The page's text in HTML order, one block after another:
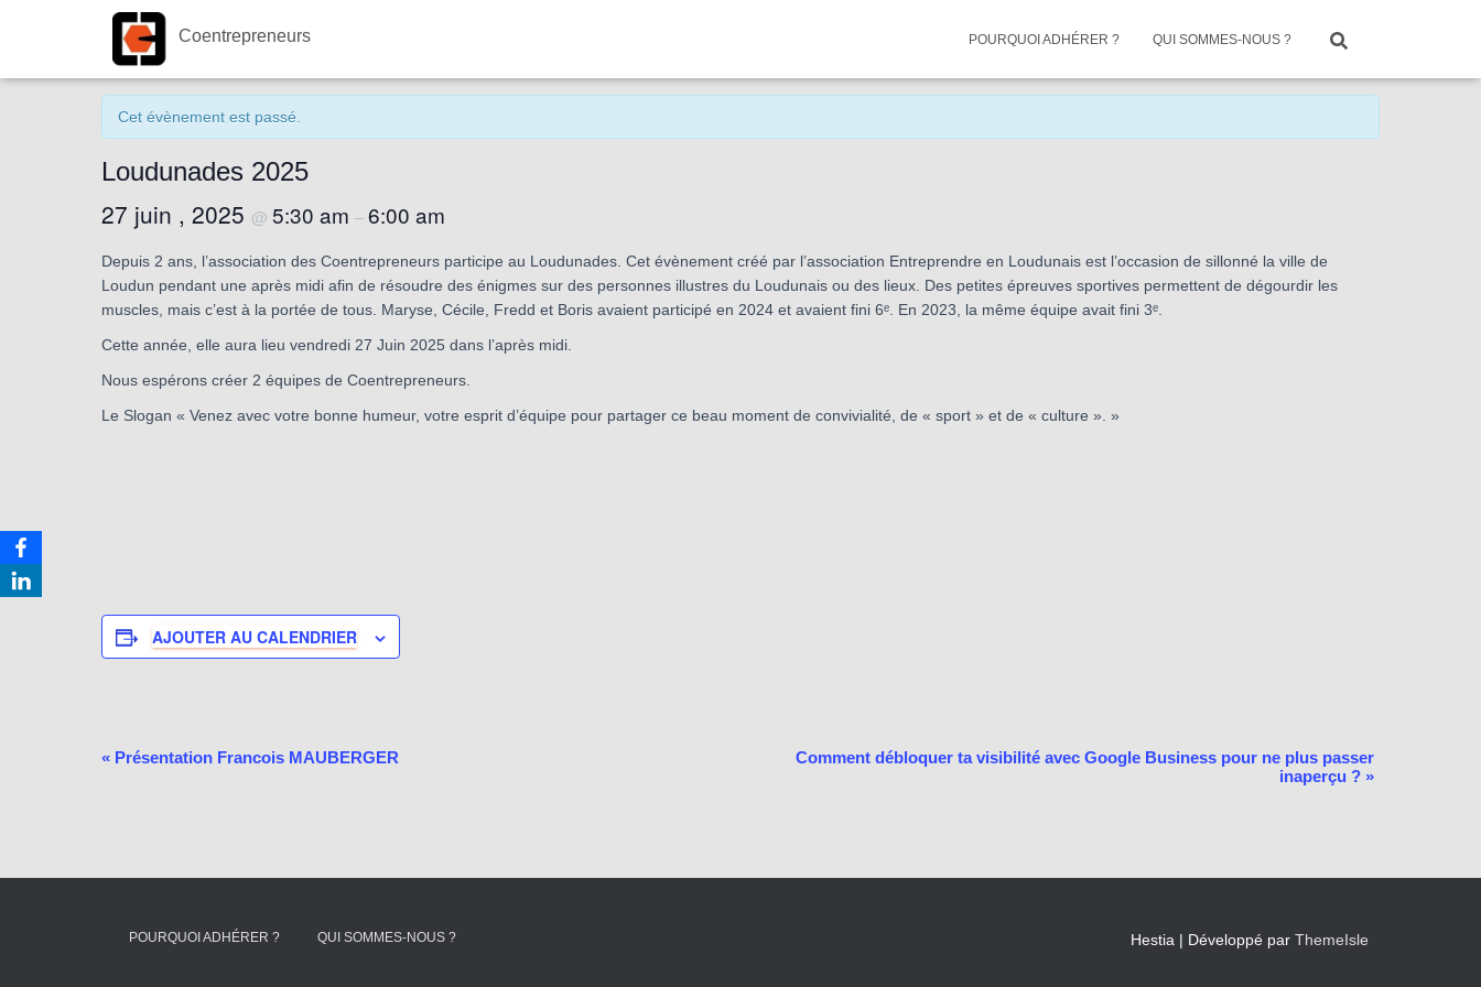
Coentrepreneurs POURQUOI ADHÉRER ? QUI SOMMES-NOUS ?
« Tous les Évènements
Cet évènement est passé.
Loudunades 2025
27 juin , 2025 @ 5:30 am –6:00 am
Depuis 2 ans, l’association des Coentrepreneurs participe au Loudunades. Cet évènement créé par l’association Entreprendre en Loudunais est l’occasion de sillonné la ville de
Loudun pendant une après midi afin de résoudre des énigmes sur des personnes illustres du Loudunais ou des lieux. Des petites épreuves sportives permettent de dégourdir les
muscles, mais c’est à la portée de tous. Maryse, Cécile, Fredd et Boris avaient participé en 2024 et avaient fini 6ᵉ. En 2023, la même équipe avait fini 3ᵉ.
Cette année, elle aura lieu vendredi 27 Juin 2025 dans l’après midi.
Nous espérons créer 2 équipes de Coentrepreneurs.
Le Slogan « Venez avec votre bonne humeur, votre esprit d’équipe pour partager ce beau moment de convivialité, de « sport » et de « culture ». »
AJOUTER AU CALENDRIER
N
v
« Présentation Francois MAUBERGER
Comment débloquer ta visibilité avec Google Business pour ne plus passer
inaperçu ? »
POURQUOI ADHÉRER ? QUI SOMMES-NOUS ? Hestia | Développé par ThemeIsle